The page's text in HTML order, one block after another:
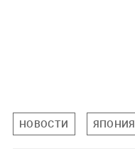
НОВОСТИ ЯПОНИЯ